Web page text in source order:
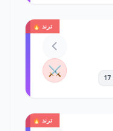
ترند 🔥
⚔️
ترند 🔥